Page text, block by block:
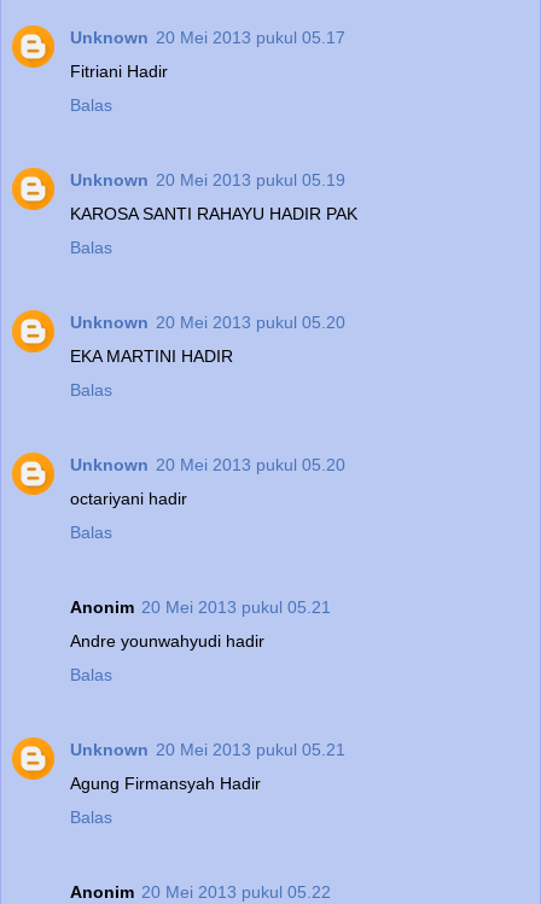
Unknown 20 Mei 2013 pukul 05.17
Fitriani Hadir
Balas
Unknown 20 Mei 2013 pukul 05.19
KAROSA SANTI RAHAYU HADIR PAK
Balas
Unknown 20 Mei 2013 pukul 05.20
EKA MARTINI HADIR
Balas
Unknown 20 Mei 2013 pukul 05.20
octariyani hadir
Balas
Anonim 20 Mei 2013 pukul 05.21
Andre younwahyudi hadir
Balas
Unknown 20 Mei 2013 pukul 05.21
Agung Firmansyah Hadir
Balas
Anonim 20 Mei 2013 pukul 05.22